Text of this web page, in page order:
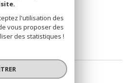
l'utilisation des
vous proposer des
des statistiques !